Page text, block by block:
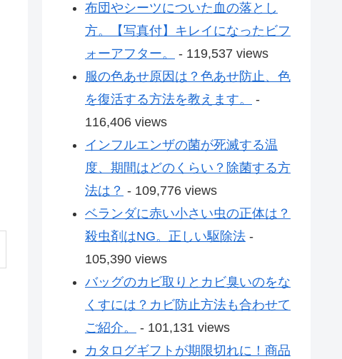
布団やシーツについた血の落とし
方。【写真付】キレイになったビフ
ォーアフター。
- 119,537 views
服の色あせ原因は？色あせ防止、色
を復活する方法を教えます。
-
116,406 views
インフルエンザの菌が死滅する温
度、期間はどのくらい？除菌する方
法は？ - 109,776 views
ベランダに赤い小さい虫の正体は？
殺虫剤はNG。正しい駆除法 -
105,390 views
バッグのカビ取りとカビ臭いのをな
くすには？カビ防止方法も合わせて
ご紹介。
- 101,131 views
カタログギフトが期限切れに！商品